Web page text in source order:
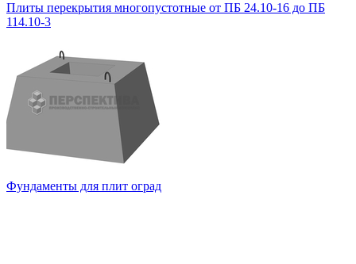
Плиты перекрытия многопустотные от ПБ 24.10-16 до ПБ
114.10-3
Фундаменты для плит оград